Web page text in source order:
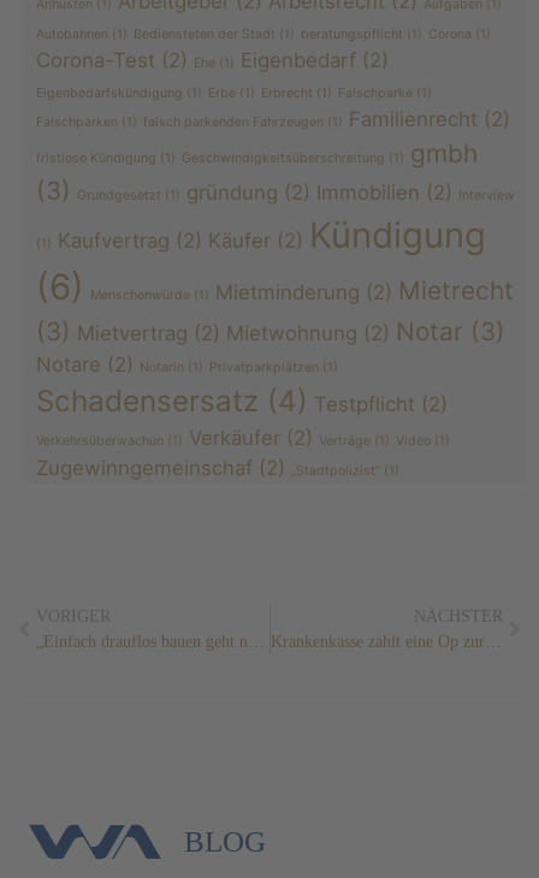
Anhusten (1) Aufgaben (1)
Autobahnen (1) Bediensteten der Stadt (1) beratungspflicht (1) Corona (1)
Corona-Test (2) Ehe (1) Eigenbedarf (2)
Eigenbedarfskündigung (1) Erbe (1) Erbrecht (1) Falschparke (1)
Falschparken (1) falsch parkenden Fahrzeugen (1) Familienrecht (2)
fristlose Kündigung (1) Geschwindigkeitsüberschreitung (1) gmbh
(3)
Grundgesetzt (1) gründung (2) Immobilien (2) Interview
(1) Kaufvertrag (2) Käufer (2) Kündigung
(6)
Menschenwürde (1) Mietminderung (2) Mietrecht
(3) Mietvertrag (2) Mietwohnung (2) Notar (3)
Notare (2) Notarin (1) Privatparkplätzen (1)
Schadensersatz (4) Testpflicht (2)
Verkehrsüberwachun (1) Verkäufer (2) Verträge (1) Video (1)
Zugewinngemeinschaf (2) „Stadtpolizist“ (1)
VORIGER
NÄCHSTER
Krankenkasse zahlt eine Op zur Brustvergrößerung nicht
BLOG